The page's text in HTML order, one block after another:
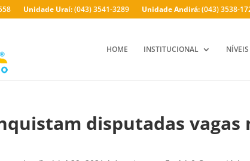
Unidade Uraí:(043) 3541-3289 Unidade Andirá:(043) 3538-
HOME INSTITUCIONAL
disputadas vagas